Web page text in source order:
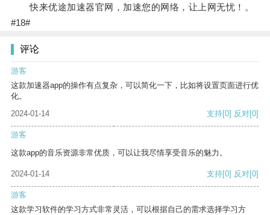
快来优途加速器官网，加速您的网络，让上网无忧！。
#18#
评论
游客
这款加速器app的操作有点复杂，可以简化一下，比如将设置页面进行优
化。
2024-01-14
支持[0] 反对[0]
游客
这款app的音乐资源非常优质，可以让我尽情享受音乐的魅力。
2024-01-14 支持[0] 反对[0]
游客
这款学习软件的学习方式非常灵活，可以根据自己的需求选择学习方